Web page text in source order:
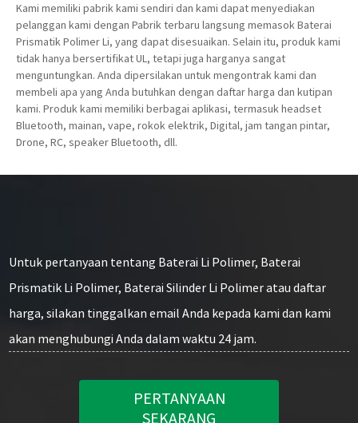
Kami memiliki pabrik kami sendiri dan kami dapat menyediakan
pelanggan kami dengan Pabrik terbaru langsung memasok Baterai
Prismatik Polimer Li, yang dapat disesuaikan. Selain itu, produk kami
tidak hanya bersertifikat UL, tetapi juga harganya sangat
menguntungkan. Anda dipersilakan untuk mengontrak kami dan
membeli apa yang Anda butuhkan dengan daftar harga dan kutipan
kami. Produk kami memiliki berbagai aplikasi, termasuk headset
Bluetooth, mainan, vape, rokok elektrik, Digital, jam tangan pintar,
Drone, RC, speaker Bluetooth, dll.
Untuk pertanyaan tentang Baterai Li Polimer, Baterai
Prismatik Li Polimer, Baterai Silinder Li Polimer atau daftar
harga, silakan tinggalkan email Anda kepada kami dan kami
akan menghubungi Anda dalam waktu 24 jam.
PERTANYAAN
SEKARANG